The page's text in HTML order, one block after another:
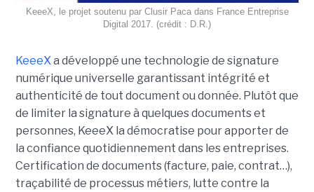
KeeeX, le projet soutenu par Clusir Paca dans France Entreprise
Digital 2017. (crédit : D.R.)
KeeeXa développé une technologie de signature
numérique universelle garantissant intégrité et
authenticité de tout document ou donnée. Plutôt que
de limiter la signature à quelques documents et
personnes, KeeeX la démocratise pour apporter de
la confiance quotidiennement dans les entreprises.
Certification de documents (facture, paie, contrat…),
traçabilité de processus métiers, lutte contre la